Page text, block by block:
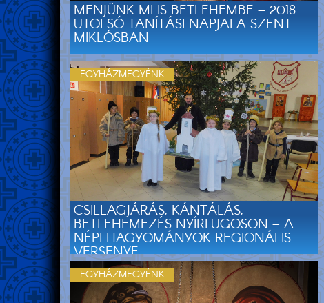
MENJÜNK MI IS BETLEHEMBE – 2018
UTOLSÓ TANÍTÁSI NAPJAI A SZENT
MIKLÓSBAN
CSILLAGJÁRÁS, KÁNTÁLÁS,
BETLEHEMEZÉS NYÍRLUGOSON – A
NÉPI HAGYOMÁNYOK REGIONÁLIS
VERSENYE
EGYHÁZMEGYÉNK
EGYHÁZMEGYÉNK